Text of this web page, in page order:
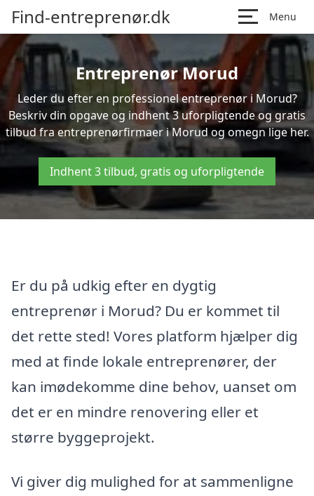
Find-entreprenør.dk Menu
Entreprenør Morud
Leder du efter en professionel entreprenør i Morud?
Beskriv din opgave og indhent 3 uforpligtende og gratis
tilbud fra entreprenørfirmaer i Morud og omegn lige her.
Indhent 3 tilbud, gratis og uforpligtende
Er du på udkig efter en dygtig
entreprenør i Morud? Du er kommet til
det rette sted! Vores platform hjælper dig
med at finde lokale entreprenører, der
kan imødekomme dine behov, uanset om
det er en mindre renovering eller et
større byggeprojekt.
Vi giver dig mulighed for at sammenligne